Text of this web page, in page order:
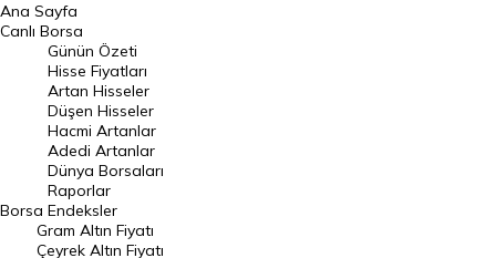
BIST 100 Hisseleri
En Çok Artan Hisseler
En Çok Düşen Hisseler
Hacmi Artanlar
Geçmiş Kapanışlar
Dünya Borsaları
Raporlar
Ana Sayfa
Canlı Borsa
Borsa
Günün Özeti
Hisse Fiyatları
Artan Hisseler
Düşen Hisseler
Hacmi Artanlar
Adedi Artanlar
Dünya Borsaları
Raporlar
Endeksler
Gram Altın Fiyatı
Çeyrek Altın Fiyatı